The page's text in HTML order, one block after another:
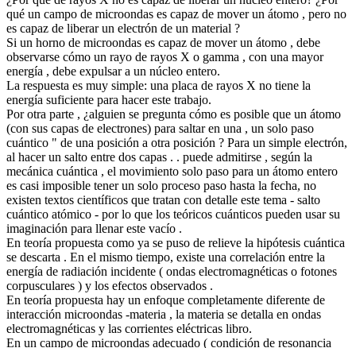
qué un campo de microondas es capaz de mover un átomo , pero no
es capaz de liberar un electrón de un material ?
Si un horno de microondas es capaz de mover un átomo , debe
observarse cómo un rayo de rayos X o gamma , con una mayor
energía , debe expulsar a un núcleo entero.
La respuesta es muy simple: una placa de rayos X no tiene la
energía suficiente para hacer este trabajo.
Por otra parte , ¿alguien se pregunta cómo es posible que un átomo
(con sus capas de electrones) para saltar en una , un solo paso
cuántico " de una posición a otra posición ? Para un simple electrón,
al hacer un salto entre dos capas . . puede admitirse , según la
mecánica cuántica , el movimiento solo paso para un átomo entero
es casi imposible tener un solo proceso paso hasta la fecha, no
existen textos científicos que tratan con detalle este tema - salto
cuántico atómico - por lo que los teóricos cuánticos pueden usar su
imaginación para llenar este vacío .
En teoría propuesta como ya se puso de relieve la hipótesis cuántica
se descarta . En el mismo tiempo, existe una correlación entre la
energía de radiación incidente ( ondas electromagnéticas o fotones
corpusculares ) y los efectos observados .
En teoría propuesta hay un enfoque completamente diferente de
interacción microondas -materia , la materia se detalla en ondas
electromagnéticas y las corrientes eléctricas libro.
En un campo de microondas adecuado ( condición de resonancia